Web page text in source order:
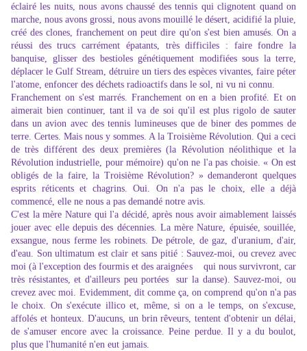
éclairé les nuits, nous avons chaussé des tennis qui clignotent quand on
marche, nous avons grossi, nous avons mouillé le désert, acidifié la pluie,
créé des clones, franchement on peut dire qu'on s'est bien amusés. On a
réussi des trucs carrément épatants, très difficiles : faire fondre la
banquise, glisser des bestioles génétiquement modifiées sous la terre,
déplacer le Gulf Stream, détruire un tiers des espèces vivantes, faire péter
l'atome, enfoncer des déchets radioactifs dans le sol, ni vu ni connu.
Franchement on s'est marrés. Franchement on en a bien profité. Et on
aimerait bien continuer, tant il va de soi qu'il est plus rigolo de sauter
dans un avion avec des tennis lumineuses que de biner des pommes de
terre. Certes. Mais nous y sommes. A la Troisième Révolution. Qui a ceci
de très différent des deux premières (la Révolution néolithique et la
Révolution industrielle, pour mémoire) qu'on ne l'a pas choisie.« On est
obligés de la faire, la Troisième Révolution? » demanderont quelques
esprits réticents et chagrins. Oui. On n'a pas le choix, elle a déjà
commencé, elle ne nous a pas demandé notre avis.
C'est la mère Nature qui l'a décidé, après nous avoir aimablement laissés
jouer avec elle depuis des décennies. La mère Nature, épuisée, souillée,
exsangue, nous ferme les robinets. De pétrole, de gaz, d'uranium, d'air,
d'eau. Son ultimatum est clair et sans pitié : Sauvez-moi, ou crevez avec
moi (à l'exception des fourmis et des araignées qui nous survivront, car
très résistantes, et d'ailleurs peu portées sur la danse). Sauvez-moi, ou
crevez avec moi. Evidemment, dit comme ça, on comprend qu'on n'a pas
le choix. On s'exécute illico et, même, si on a le temps, on s'excuse,
affolés et honteux. D'aucuns, un brin rêveurs, tentent d'obtenir un délai,
de s'amuser encore avec la croissance. Peine perdue. Il y a du boulot,
plus que l'humanité n'en eut jamais.